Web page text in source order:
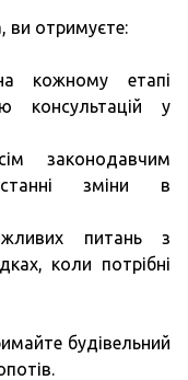
ви отримуєте:
кожному етапі
консультацій у
законодавчим
зміни в
питань з
коли потрібні
будівельний